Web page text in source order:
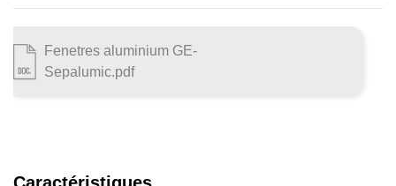
Fenetres aluminium GE-
Sepalumic.pdf